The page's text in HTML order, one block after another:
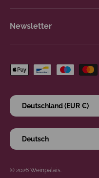
Newsletter
Zahlungsmethoden
Land/Region
Deutschland (EUR €)
Sprache
Deutsch
© 2026 Weinpalais.